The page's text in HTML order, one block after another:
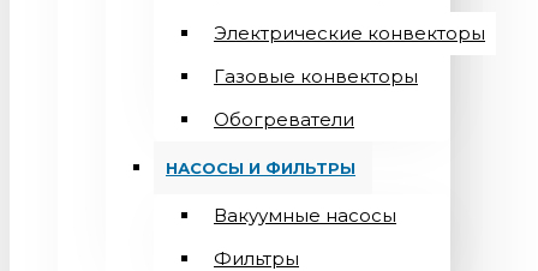
Электрические конвекторы
Газовые конвекторы
Обогреватели
НАСОСЫ И ФИЛЬТРЫ
Вакуумные насосы
Фильтры